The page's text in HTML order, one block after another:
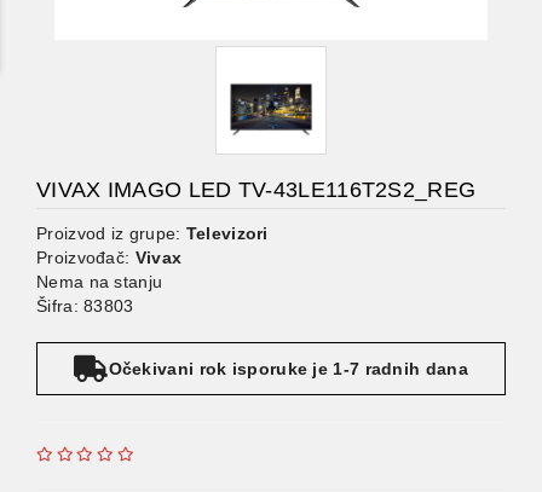
VIVAX IMAGO LED TV-43LE116T2S2_REG
Proizvod iz grupe: Televizori
Proizvođač: Vivax
Nema na stanju
Šifra: 83803
Očekivani rok isporuke je 1-7 radnih dana